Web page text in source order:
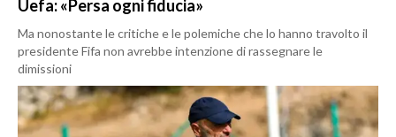
Uefa: «Persa ogni fiducia»
Ma nonostante le critiche e le polemiche che lo hanno travolto il
presidente Fifa non avrebbe intenzione di rassegnare le
dimissioni